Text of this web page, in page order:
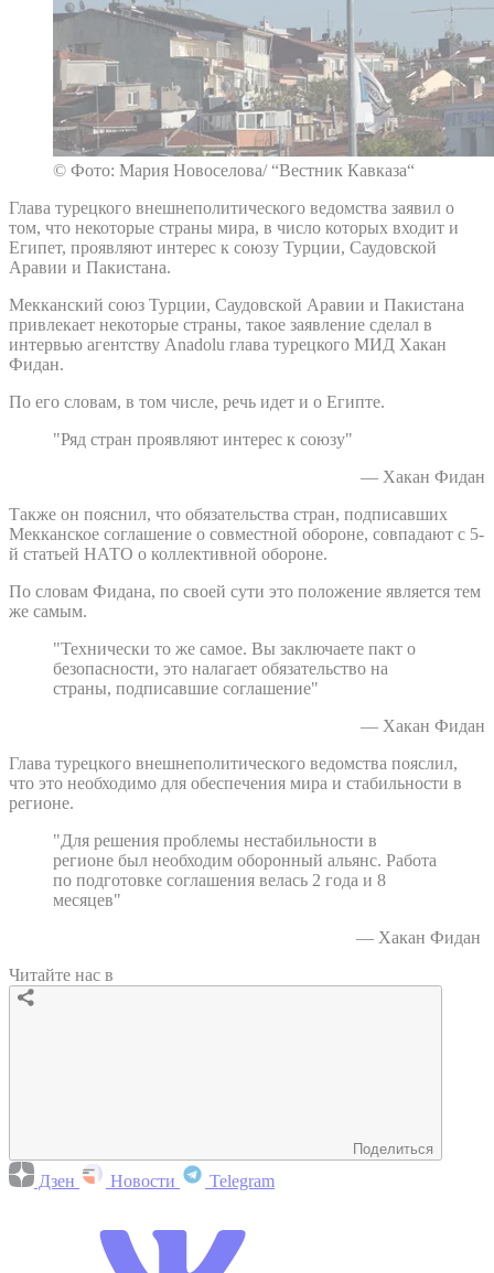
© Фото: Мария Новоселова/ “Вестник Кавказа“
Глава турецкого внешнеполитического ведомства заявил о
том, что некоторые страны мира, в число которых входит и
Египет, проявляют интерес к союзу Турции, Саудовской
Аравии и Пакистана.
Мекканский союз Турции, Саудовской Аравии и Пакистана
привлекает некоторые страны, такое заявление сделал в
интервью агентству Anadolu глава турецкого МИД Хакан
Фидан.
По его словам, в том числе, речь идет и о Египте.
"Ряд стран проявляют интерес к союзу"
— Хакан Фидан
Также он пояснил, что обязательства стран, подписавших
Мекканское соглашение о совместной обороне, совпадают с 5-
й статьей НАТО о коллективной обороне.
По словам Фидана, по своей сути это положение является тем
же самым.
"Технически то же самое. Вы заключаете пакт о
безопасности, это налагает обязательство на
страны, подписавшие соглашение"
— Хакан Фидан
Глава турецкого внешнеполитического ведомства пояслил,
что это необходимо для обеспечения мира и стабильности в
регионе.
"Для решения проблемы нестабильности в
регионе был необходим оборонный альянс. Работа
по подготовке соглашения велась 2 года и 8
месяцев"
— Хакан Фидан
Читайте нас в
Поделиться
Дзен Новости Telegram